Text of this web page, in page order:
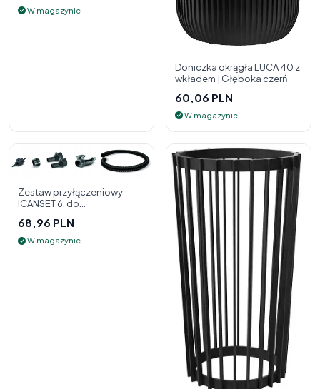
W magazynie
Doniczka okrągła LUCA 40 z
wkładem | Głęboka czerń
60,06 PLN
W magazynie
Zestaw przyłączeniowy
ICANSET 6, do
68,96 PLN
W magazynie